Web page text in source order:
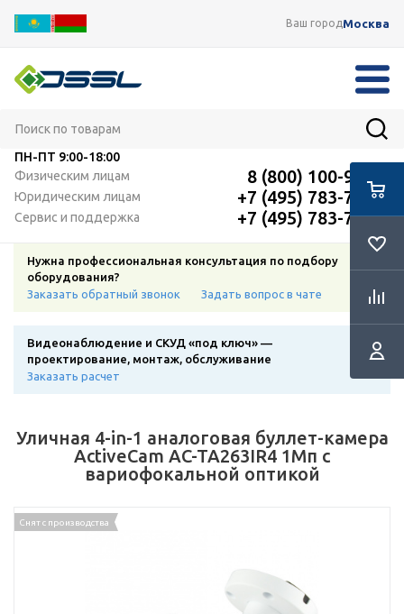
Ваш городМосква
ПН-ПТ 9:00-18:00
Физическим лицам
8 (800) 100-91-12
Юридическим лицам +7 (495) 783-72-87
Сервис и поддержка +7 (495) 783-72-87
Нужна профессиональная консультация по подбору
оборудования?
Заказать обратный звонок
Задать вопрос в чате
Видеонаблюдение и СКУД «под ключ» —
проектирование, монтаж, обслуживание
Заказать расчет
Уличная 4-in-1 аналоговая буллет-камера
ActiveCam AC-TA263IR4 1Мп с
вариофокальной оптикой
Снят с производства